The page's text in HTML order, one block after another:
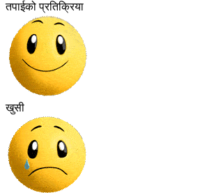
तपाईको प्रतिक्रिया
खुसी